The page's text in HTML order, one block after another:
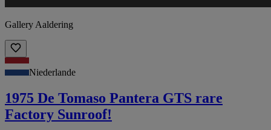
Gallery Aaldering
Niederlande
1975 De Tomaso Pantera GTS rare
Factory Sunroof!